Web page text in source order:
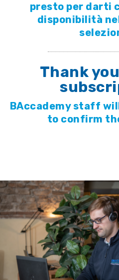
presto per darti
disponibilità
Thank
BAccademy staff
to confirm